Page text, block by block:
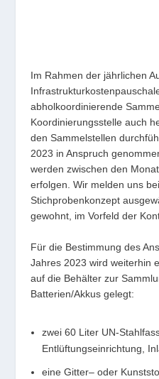
Im Rahmen der jährlichen
abholkoordinierende
Koordinierungsstelle auch
den Sammelstellen
2023 in Anspruch
werden zwischen den
erfolgen. Wir melden uns
Stichprobenkonzept
gewohnt, im Vorfeld der
Für die Bestimmung des
Jahres 2023 wird weiterhin
auf die Behälter zur
Batterien/Akkus gelegt:
zwei 60 Liter UN-
Entlüftungseinrichtung,
eine Gitter– oder